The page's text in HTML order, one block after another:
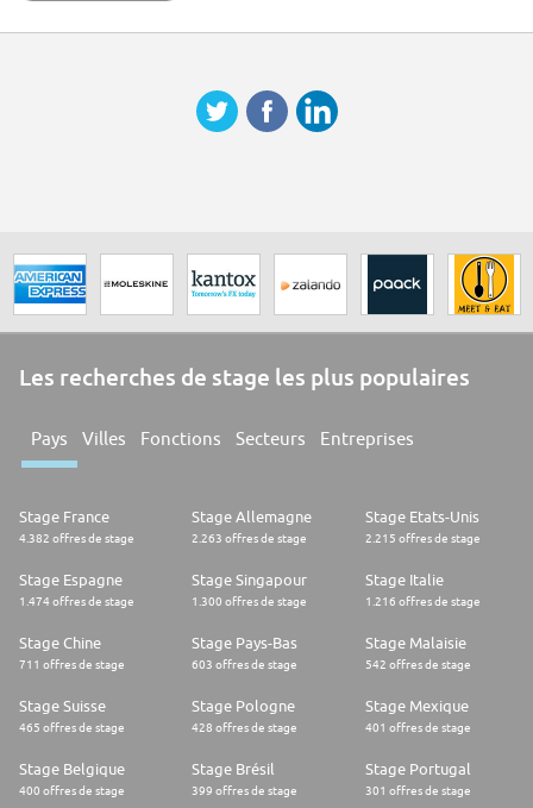
Les recherches de stage les plus populaires
Pays Villes Fonctions Secteurs Entreprises
Stage France
4.382 offres de stage
Stage Allemagne
2.263 offres de stage
Stage Etats-Unis
2.215 offres de stage
Stage Espagne
1.474 offres de stage
Stage Singapour
1.300 offres de stage
Stage Italie
1.216 offres de stage
Stage Chine
711 offres de stage
Stage Pays-Bas
603 offres de stage
Stage Malaisie
542 offres de stage
Stage Suisse
465 offres de stage
Stage Pologne
428 offres de stage
Stage Mexique
401 offres de stage
Stage Belgique
400 offres de stage
Stage Brésil
399 offres de stage
Stage Portugal
301 offres de stage